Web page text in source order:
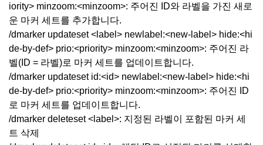
iority> minzoom:<minzoom>: 주어진 ID와 라벨을 가진 새로
운 마커 세트를 추가합니다.
/dmarker updateset <label> newlabel:<new-label> hide:<hi
de-by-def> prio:<priority> minzoom:<minzoom>: 주어진 라
벨(ID = 라벨)로 마커 세트를 업데이트합니다.
/dmarker updateset id:<id> newlabel:<new-label> hide:<hi
de-by-def> prio:<priority> minzoom:<minzoom>: 주어진 ID
로 마커 세트를 업데이트합니다.
/dmarker deleteset <label>: 지정된 라벨이 포함된 마커 세
트 삭제